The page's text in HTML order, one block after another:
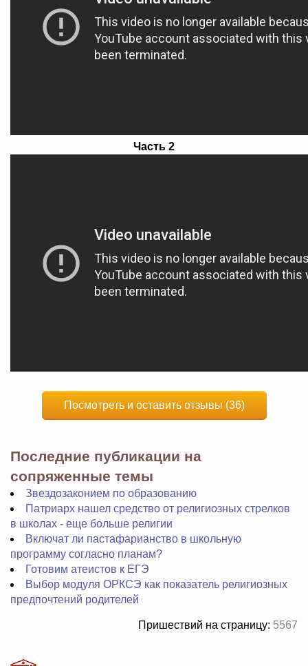
Часть 2
Посмотреть и оставить отзывы (36)
Последние публикации на
сопряженные темы
Звездозаконием по образованию
Патриарх нашел средство от религиозных стрелков
в школах - еще больше религии
Включат ли пастафарианство в школьную
программу согласно планам?
Готовим атеистов к ЕГЭ
Выбор модуля ОРКСЭ как показатель религиозных
предпочтений родителей
Пришествий на страницу: 5567